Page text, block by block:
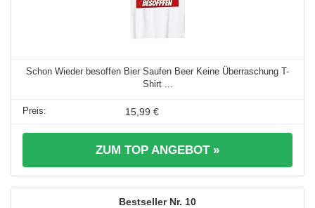
Schon Wieder besoffen Bier Saufen Beer Keine Überraschung T-
Shirt ...
15,99 €
ZUM TOP ANGEBOT »
10